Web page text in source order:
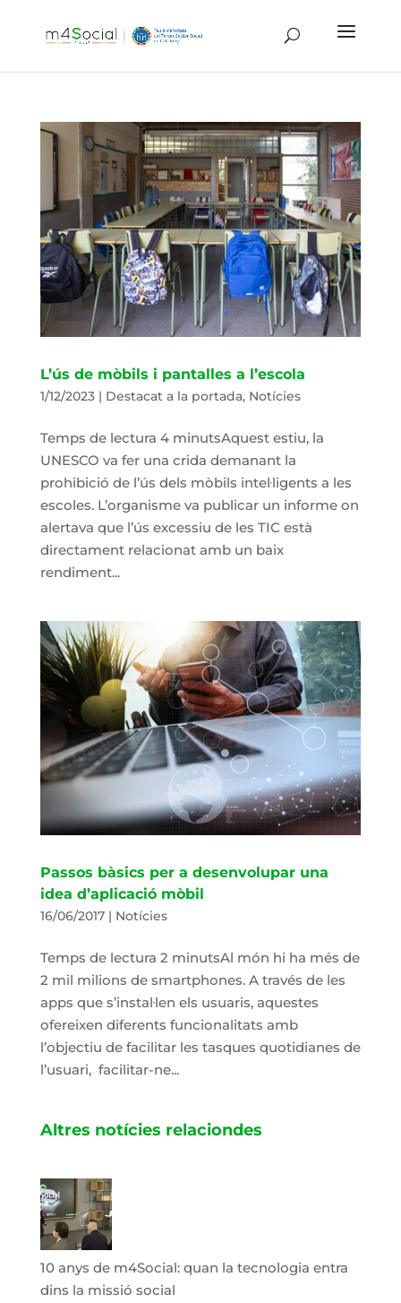
L’ús de mòbils i pantalles a l’escola
1/12/2023| Destacat a la portada, Notícies
Temps de lectura 4 minutsAquest estiu, la
UNESCO va fer una crida demanant la
prohibició de l’ús dels mòbils intel·ligents a les
escoles. L’organisme va publicar un informe on
alertava que l’ús excessiu de les TIC està
directament relacionat amb un baix
rendiment...
Passos bàsics per a desenvolupar una
idea d’aplicació mòbil
16/06/2017| Notícies
Temps de lectura 2 minutsAl món hi ha més de
2 mil milions de smartphones. A través de les
apps que s’instal·len els usuaris, aquestes
ofereixen diferents funcionalitats amb
l’objectiu de facilitar les tasques quotidianes de
l’usuari, facilitar-ne...
Altres notícies relaciondes
10 anys de m4Social: quan la tecnologia entra
dins la missió social